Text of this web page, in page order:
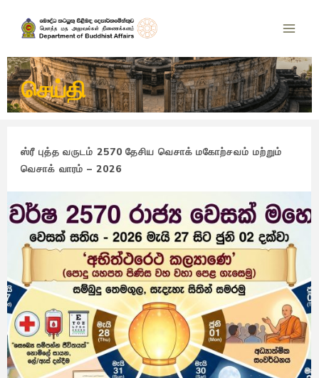
செய்தி
ஸ்ரீ புத்த வருடம் 2570 தேசிய வெசாக் மகோற்சவம் மற்றும்
வெசாக் வாரம் – 2026